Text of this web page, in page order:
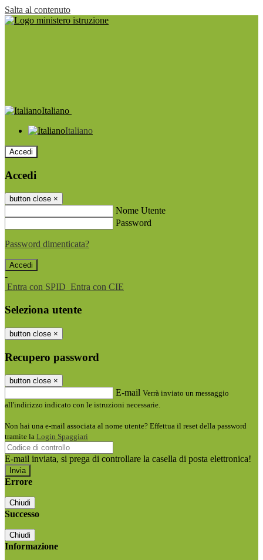
Salta al contenuto
Italiano
Italiano
Accedi
Accedi
button close ×
Nome Utente
Password
Password dimenticata?
-
Entra con SPID Entra con CIE
Seleziona utente
button close ×
Recupero password
button close ×
E-mail Verrà inviato un messaggio
all'indirizzo indicato con le istruzioni necessarie.
Non hai una e-mail associata al nome utente? Effettua il reset della password
tramite la Login Spaggiari
E-mail inviata, si prega di controllare la casella di posta elettronica!
Errore
Chiudi
Successo
Chiudi
Informazione